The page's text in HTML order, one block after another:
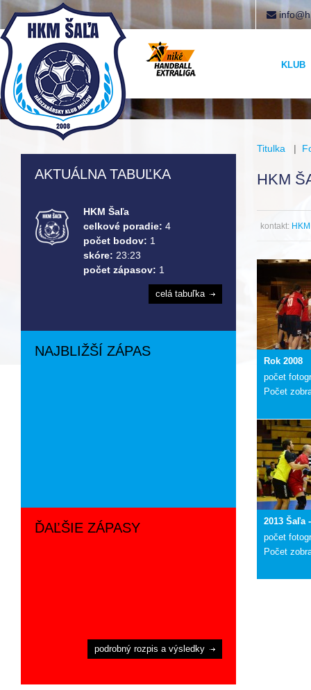
KLUB
Titulka |
HKM
kontakt:
Rok 2008
počet
Počet
2013 Šaľa
počet
Počet
AKTUÁLNA TABUĽKA
HKM Šaľa
celkové poradie: 4
počet bodov: 1
skóre: 23:23
počet zápasov: 1
celá tabuľka
NAJBLIŽŠÍ ZÁPAS
ĎAĽŠIE ZÁPASY
podrobný rozpis a výsledky